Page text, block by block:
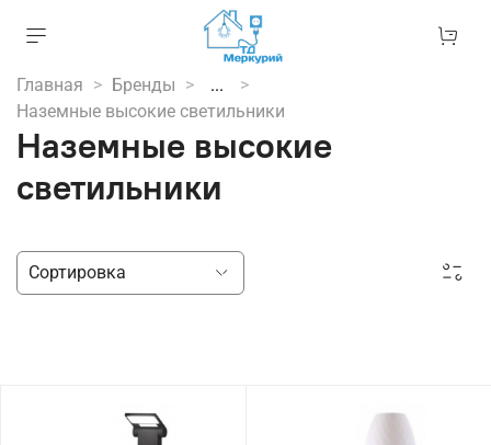
Главная Бренды
...
Наземные высокие светильники
Наземные высокие
светильники